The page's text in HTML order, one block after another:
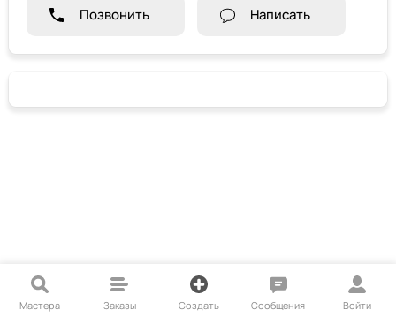
Позвонить Написать
Мастера Заказы Создать Сообщения Войти